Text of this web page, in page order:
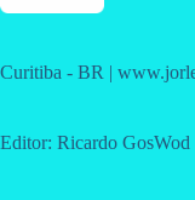
Curitiba - BR |
Editor: Ricardo GosWod